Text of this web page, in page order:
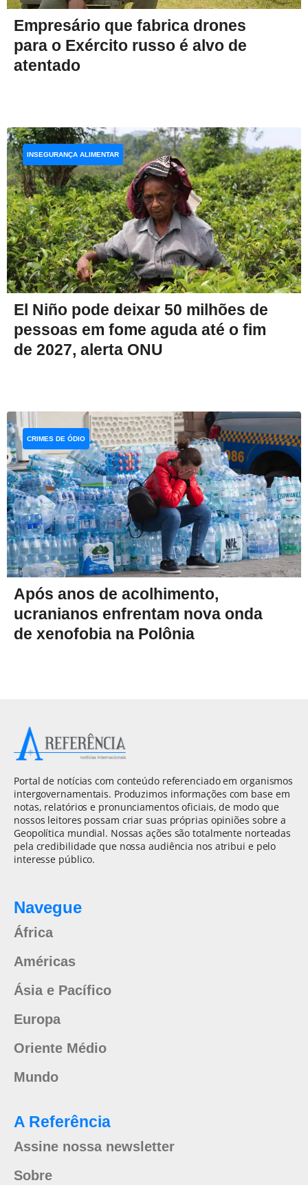
Empresário que fabrica drones
para o Exército russo é alvo de
atentado
El Niño pode deixar 50 milhões de
pessoas em fome aguda até o fim
de 2027, alerta ONU
INSEGURANÇA ALIMENTAR
Após anos de acolhimento,
ucranianos enfrentam nova onda
de xenofobia na Polônia
CRIMES DE ÓDIO
Portal de notícias com conteúdo referenciado em organismos
intergovernamentais. Produzimos informações com base em
notas, relatórios e pronunciamentos oficiais, de modo que
nossos leitores possam criar suas próprias opiniões sobre a
Geopolítica mundial. Nossas ações são totalmente norteadas
pela credibilidade que nossa audiência nos atribui e pelo
interesse público.
Navegue
África
Américas
Ásia e Pacífico
Europa
Oriente Médio
Mundo
A Referência
Assine nossa newsletter
Sobre